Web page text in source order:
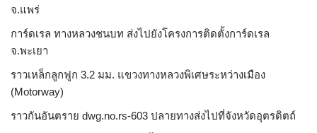
จ.แพร่
การ์ดเรล ทางหลวงชนบท ส่งไปยังโครงการติดตั้งการ์ดเรล
จ.พะเยา
ราวเหล็กลูกฟูก 3.2 มม. แขวงทางหลวงพิเศษระหว่างเมือง
(Motorway)
ราวกันอันตราย dwg.no.rs-603 ปลายทางส่งไปที่จังหวัดอุตรดิตถ์